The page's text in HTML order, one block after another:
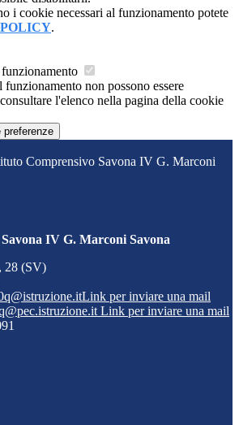
i cookie necessari al funzionamento potete
.
non possono essere
l'elenco nella pagina della cookie
preferenze
Comprensivo Savona IV G. Marconi
IV G. Marconi Savona
28 (SV)
Link per inviare una mail
Link per inviare una mail